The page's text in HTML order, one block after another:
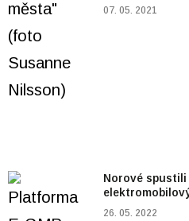
07. 05. 2021
Norové
26. 05. 2022